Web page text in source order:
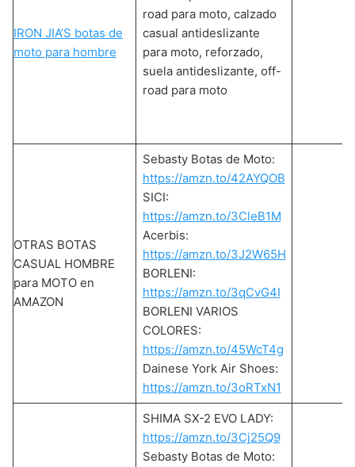
IRON JIA’S botas de
moto para hombre
road para moto, calzado
casual antideslizante
para moto, reforzado,
suela antideslizante, off-
road para moto
OTRAS BOTAS
CASUAL HOMBRE
para MOTO en
AMAZON
Sebasty Botas de Moto:
https://amzn.to/42AYQOB
SICI:
https://amzn.to/3CleB1M
Acerbis:
https://amzn.to/3J2W65H
BORLENI:
https://amzn.to/3qCvG4I
BORLENI VARIOS
COLORES:
https://amzn.to/45WcT4g
Dainese York Air Shoes:
https://amzn.to/3oRTxN1
SHIMA SX-2 EVO LADY:
https://amzn.to/3Cj25Q9
Sebasty Botas de Moto: